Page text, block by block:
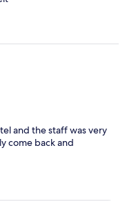
and the staff was very
come back and